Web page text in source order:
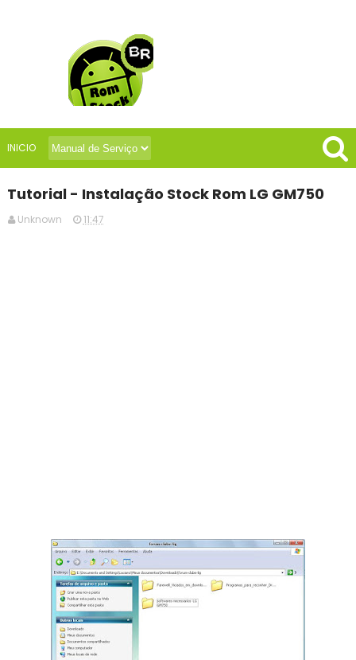
INICIO
Tutorial - Instalação Stock Rom LG GM750
Unknown 11:47